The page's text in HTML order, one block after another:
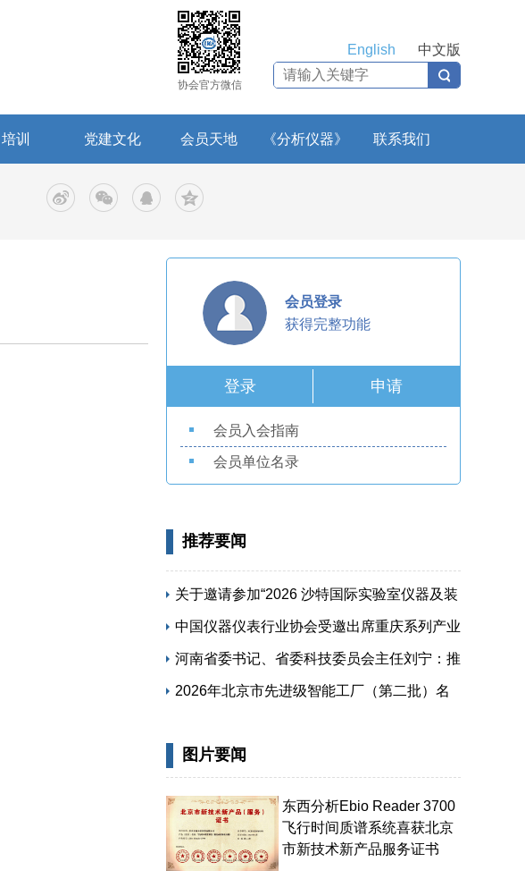
English 中文版
协会官方微信
培训 党建文化 会员天地 《分析仪器》 联系我们
会员登录
获得完整功能
登录 申请
会员入会指南
会员单位名录
推荐要闻
关于邀请参加“2026 沙特国际实验室仪器及装
备展览会”的函
中国仪器仪表行业协会受邀出席重庆系列产业
专题活动
河南省委书记、省委科技委员会主任刘宁：推
动科技创新和产业创新深度融合 提升现代化
2026年北京市先进级智能工厂（第二批）名
图片要闻
东西分析Ebio Reader 3700
飞行时间质谱系统喜获北京
市新技术新产品服务证书